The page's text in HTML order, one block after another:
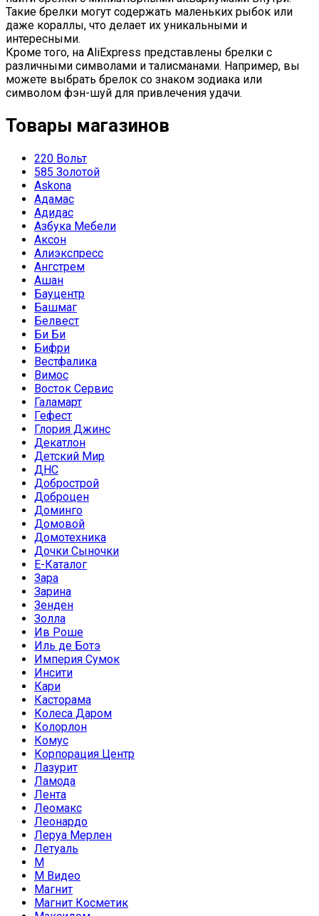
Такие брелки могут содержать маленьких рыбок или
даже кораллы, что делает их уникальными и
интересными.
Кроме того, на AliExpress представлены брелки с
различными символами и талисманами. Например, вы
можете выбрать брелок со знаком зодиака или
символом фэн-шуй для привлечения удачи.
Товары магазинов
220 Вольт
585 Золотой
Askona
Адамас
Адидас
Азбука Мебели
Аксон
Алиэкспресс
Ангстрем
Ашан
Бауцентр
Башмаг
Белвест
Би Би
Бифри
Вестфалика
Вимос
Восток Сервис
Галамарт
Гефест
Глория Джинс
Декатлон
Детский Мир
ДНС
Добрострой
Доброцен
Доминго
Домовой
Домотехника
Дочки Сыночки
Е-Каталог
Зара
Зарина
Зенден
Золла
Ив Роше
Иль де Ботэ
Империя Сумок
Инсити
Кари
Касторама
Колеса Даром
Колорлон
Комус
Корпорация Центр
Лазурит
Ламода
Лента
Леомакс
Леонардо
Леруа Мерлен
Летуаль
М
М Видео
Магнит
Магнит Косметик